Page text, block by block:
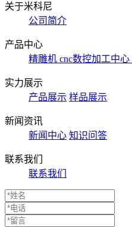
关于米科尼
公司简介
产品中心
精雕机 cnc数控加工中心
实力展示
产品展示 样品展示
新闻资讯
新闻中心 知识问答
联系我们
联系我们